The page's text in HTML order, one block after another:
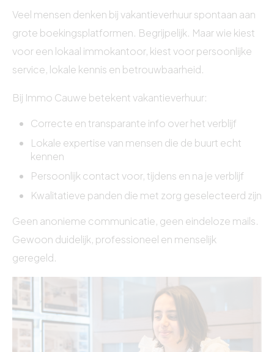
Veel mensen denken bij vakantieverhuur spontaan aan
grote boekingsplatformen. Begrijpelijk. Maar wie kiest
voor een lokaal immokantoor, kiest voor persoonlijke
service, lokale kennis en betrouwbaarheid.
Bij Immo Cauwe betekent vakantieverhuur:
Correcte en transparante info over het verblijf
Lokale expertise van mensen die de buurt echt
kennen
Persoonlijk contact voor, tijdens en na je verblijf
Kwalitatieve panden die met zorg geselecteerd zijn
Geen anonieme communicatie, geen eindeloze mails.
Gewoon duidelijk, professioneel en menselijk
geregeld.